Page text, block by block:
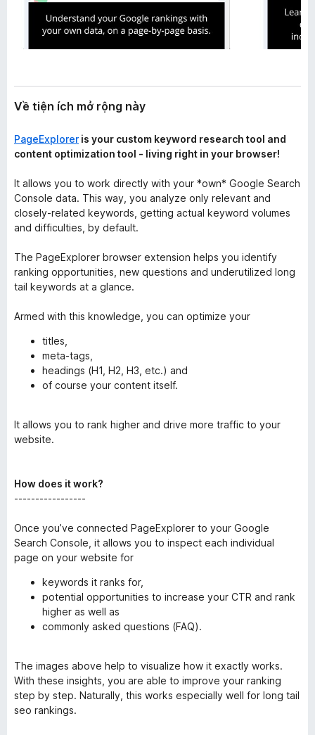
Về tiện ích mở rộng này
PageExplorer is your custom keyword research tool and
content optimization tool - living right in your browser!
It allows you to work directly with your *own* Google Search
Console data. This way, you analyze only relevant and
closely-related keywords, getting actual keyword volumes
and difficulties, by default.
The PageExplorer browser extension helps you identify
ranking opportunities, new questions and underutilized long
tail keywords at a glance.
Armed with this knowledge, you can optimize your
titles,
meta-tags,
headings (H1, H2, H3, etc.) and
of course your content itself.
It allows you to rank higher and drive more traffic to your
website.
How does it work?
-----------------
Once you’ve connected PageExplorer to your Google
Search Console, it allows you to inspect each individual
page on your website for
keywords it ranks for,
potential opportunities to increase your CTR and rank
higher as well as
commonly asked questions (FAQ).
The images above help to visualize how it exactly works.
With these insights, you are able to improve your ranking
step by step. Naturally, this works especially well for long tail
seo rankings.